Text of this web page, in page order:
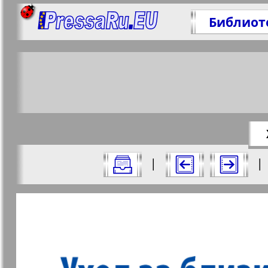
Все номера журнала "Партнер-
|
|
https://
Апельсин